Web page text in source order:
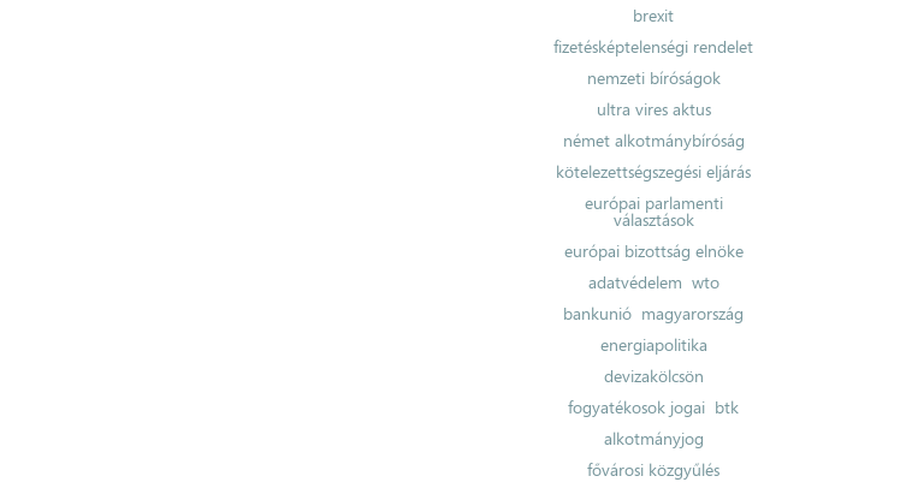
brexit
fizetésképtelenségi rendelet
nemzeti bíróságok
ultra vires aktus
német alkotmánybíróság
kötelezettségszegési eljárás
európai parlamenti
választások
európai bizottság elnöke
adatvédelem wto
bankunió magyarország
energiapolitika
devizakölcsön
fogyatékosok jogai btk
alkotmányjog
fővárosi közgyűlés